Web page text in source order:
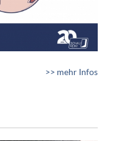
>> mehr Infos